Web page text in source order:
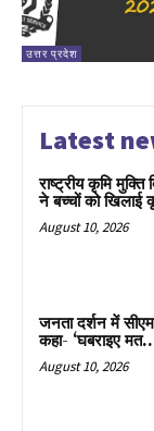
उत्तर प्रदेश
Latest
राष्ट्रीय कृमि
ने बच्चों को खिलाई
August 10, 2026
जनता दर्शन में
कहा- ‘घबराइए
August 10, 2026